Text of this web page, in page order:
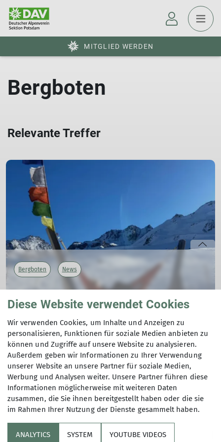
MITGLIED WERDEN
Bergboten
Relevante Treffer
Bergboten News
Der neue Bergbote ist da!
21.01.2026
mehr erfahren
Andere Themen
Bergboten Bergsport Gruppen Hochtour Hütten
Jugend-News Klettern Kurs-/Ausbildungsbericht
Mitgliederversammlung News Tourenbericht Wichtig
Diese Website verwendet Cookies
Wir verwenden Cookies, um Inhalte und Anzeigen zu
personalisieren, Funktionen für soziale Medien anbieten zu
können und Zugriffe auf unsere Website zu analysieren.
Außerdem geben wir Informationen zu Ihrer Verwendung
unserer Website an unsere Partner für soziale Medien,
Werbung und Analysen weiter. Unsere Partner führen diese
Informationen möglicherweise mit weiteren Daten
zusammen, die Sie ihnen bereitgestellt haben oder die sie
im Rahmen Ihrer Nutzung der Dienste gesammelt haben.
ANALYTICS SYSTEM YOUTUBE VIDEOS